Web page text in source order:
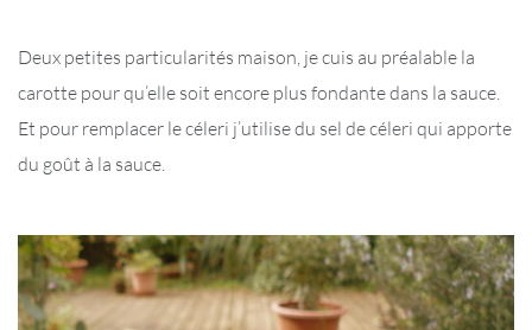
Deux petites particularités maison, je cuis au préalable la
carotte pour qu’elle soit encore plus fondante dans la sauce.
Et pour remplacer le céleri j’utilise du sel de céleri qui apporte
du goût à la sauce.